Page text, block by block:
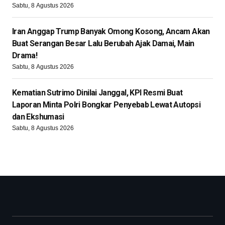
Sabtu, 8 Agustus 2026
Iran Anggap Trump Banyak Omong Kosong, Ancam Akan
Buat Serangan Besar Lalu Berubah Ajak Damai, Main
Drama!
Sabtu, 8 Agustus 2026
Kematian Sutrimo Dinilai Janggal, KPI Resmi Buat
Laporan Minta Polri Bongkar Penyebab Lewat Autopsi
dan Ekshumasi
Sabtu, 8 Agustus 2026